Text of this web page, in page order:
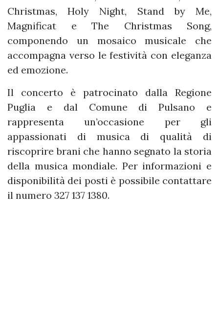
Christmas, Holy Night, Stand by Me,
Magnificat e The Christmas Song,
componendo un mosaico musicale che
accompagna verso le festività con eleganza
ed emozione.
Il concerto è patrocinato dalla Regione
Puglia e dal Comune di Pulsano e
rappresenta un’occasione per gli
appassionati di musica di qualità di
riscoprire brani che hanno segnato la storia
della musica mondiale. Per informazioni e
disponibilità dei posti è possibile contattare
il numero 327 137 1380.